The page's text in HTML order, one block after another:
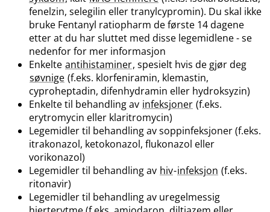
fenelzin, selegilin eller tranylcypromin). Du skal ikke
bruke Fentanyl ratiopharm de første 14 dagene
etter at du har sluttet med disse legemidlene - se
nedenfor for mer informasjon
Enkelte antihistaminer, spesielt hvis de gjør deg
søvnige (f.eks. klorfeniramin, klemastin,
cyproheptadin, difenhydramin eller hydroksyzin)
Enkelte til behandling av infeksjoner (f.eks.
erytromycin eller klaritromycin)
Legemidler til behandling av soppinfeksjoner (f.eks.
itrakonazol, ketokonazol, flukonazol eller
vorikonazol)
Legemidler til behandling av hiv-infeksjon (f.eks.
ritonavir)
Legemidler til behandling av uregelmessig